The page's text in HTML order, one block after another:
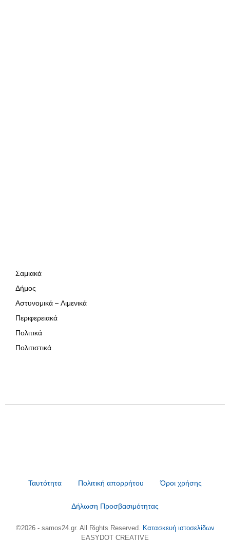
Σαμιακά
Δήμος
Αστυνομικά – Λιμενικά
Περιφερειακά
Πολιτικά
Πολιτιστικά
Ταυτότητα Πολιτική απορρήτου Όροι χρήσης
Δήλωση Προσβασιμότητας
©2026 - samos24.gr. All Rights Reserved. Κατασκευή ιστοσελίδων
EASYDOT CREATIVE